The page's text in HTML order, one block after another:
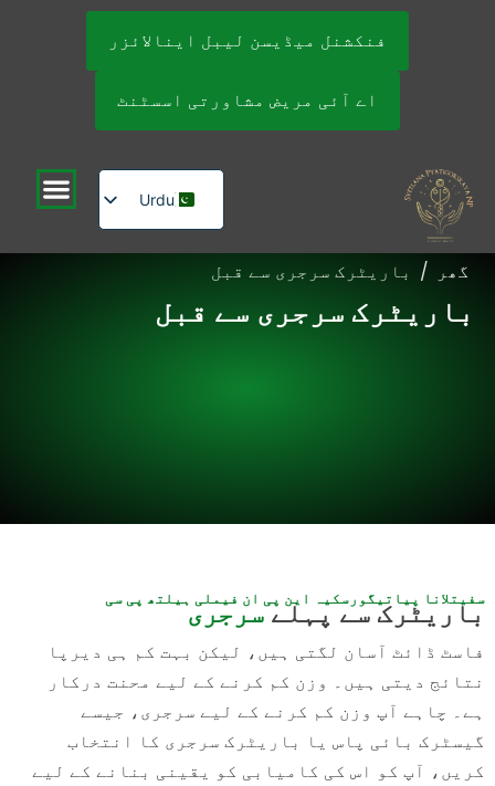
فنکشنل میڈیسن لیبل اینالائزر
اے آئی مریض مشاورتی اسسٹنٹ
Urdu
English
گھر / باریٹرک سرجری سے قبل
باریٹرک سرجری سے قبل
سفیتلانا پیاتیگورسکیہ این پی ان فیملی ہیلتھ پی سی
باریٹرک سے پہلےسرجری
فاسٹ ڈائٹ آسان لگتی ہیں، لیکن بہت کم ہی دیرپا
نتائج دیتی ہیں۔ وزن کم کرنے کے لیے محنت درکار
ہے۔ چاہے آپ وزن کم کرنے کے لیے سرجری، جیسے
گیسٹرک بائی پاس یا باریٹرک سرجری کا انتخاب
کریں، آپ کو اس کی کامیابی کو یقینی بنانے کے لیے